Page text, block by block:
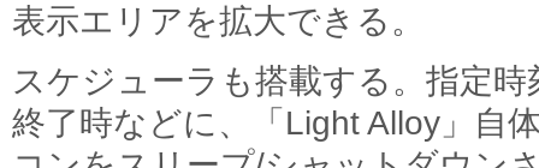
表示エリアを拡大できる。
スケジューラも搭載する。指定
終了時などに、「Light Alloy」自